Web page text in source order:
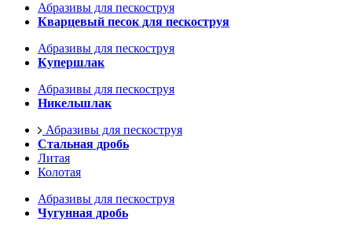
Абразивы для пескоструя
Кварцевый песок для пескоструя
Абразивы для пескоструя
Купершлак
Абразивы для пескоструя
Никельшлак
Абразивы для пескоструя
Стальная дробь
Литая
Колотая
Абразивы для пескоструя
Чугунная дробь